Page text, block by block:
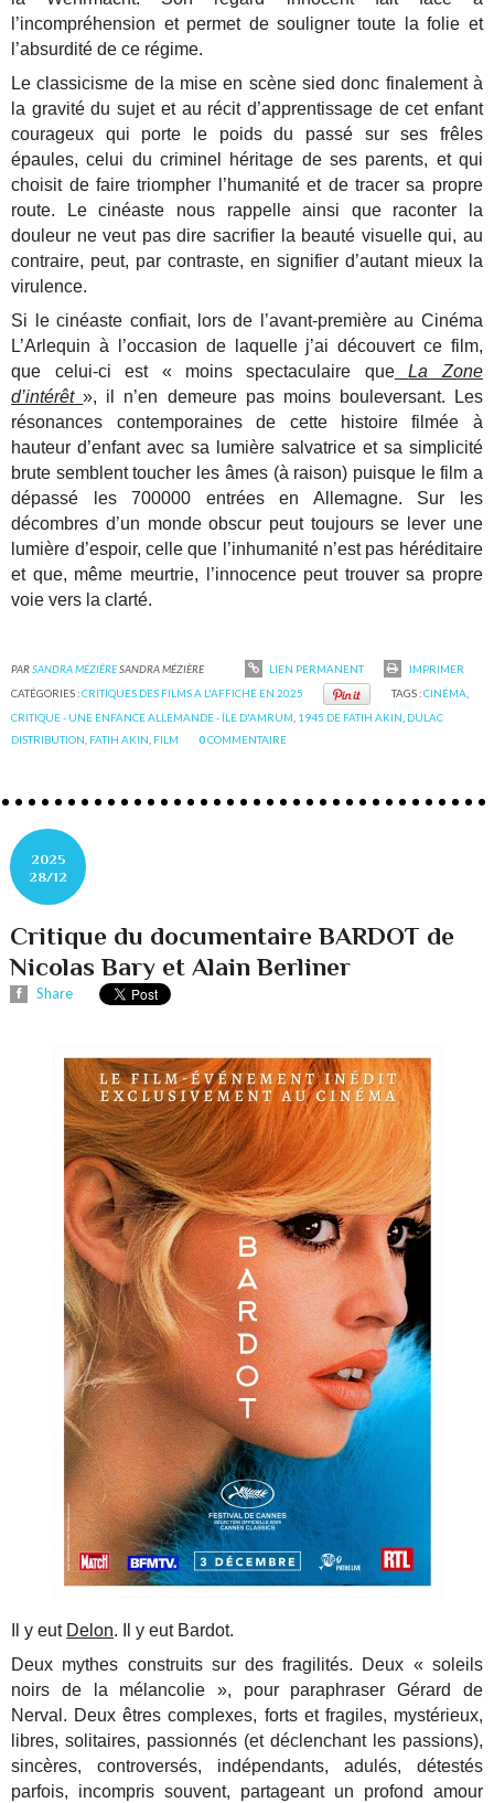
l’incompréhension et permet de souligner toute la folie et
l’absurdité de ce régime.
Le classicisme de la mise en scène sied donc finalement à
la gravité du sujet et au récit d’apprentissage de cet enfant
courageux qui porte le poids du passé sur ses frêles
épaules, celui du criminel héritage de ses parents, et qui
choisit de faire triompher l’humanité et de tracer sa propre
route. Le cinéaste nous rappelle ainsi que raconter la
douleur ne veut pas dire sacrifier la beauté visuelle qui, au
contraire, peut, par contraste, en signifier d’autant mieux la
virulence.
Si le cinéaste confiait, lors de l’avant-première au Cinéma
L’Arlequin à l’occasion de laquelle j’ai découvert ce film,
que celui-ci est « moins spectaculaire que
La Zone
d’intérêt », il n’en demeure pas moins bouleversant. Les
résonances contemporaines de cette histoire filmée à
hauteur d’enfant avec sa lumière salvatrice et sa simplicité
brute semblent toucher les âmes (à raison) puisque le film a
dépassé les 700000 entrées en Allemagne. Sur les
décombres d’un monde obscur peut toujours se lever une
lumière d’espoir, celle que l’inhumanité n’est pas héréditaire
et que, même meurtrie, l’innocence peut trouver sa propre
voie vers la clarté.
PARSANDRA MÉZIÈRESANDRA MÉZIÈRE LIEN PERMANENT
IMPRIMER
CATÉGORIES :CRITIQUES DES FILMS A L'AFFICHE EN 2025 TAGS :CINÉMA
CRITIQUE - UNE ENFANCE ALLEMANDE - ÎLE D'AMRUM 1945 DE FATIH AKIN DULAC
DISTRIBUTION FATIH AKIN FILM 0COMMENTAIRE
2025
28/12
Critique du documentaire BARDOT de
Nicolas Bary et Alain Berliner
Share
Il y eut Delon. Il y eut Bardot.
Deux mythes construits sur des fragilités. Deux « soleils
noirs de la mélancolie », pour paraphraser Gérard de
Nerval. Deux êtres complexes, forts et fragiles, mystérieux,
libres, solitaires, passionnés (et déclenchant les passions),
sincères, controversés, indépendants, adulés, détestés
parfois, incompris souvent, partageant un profond amour